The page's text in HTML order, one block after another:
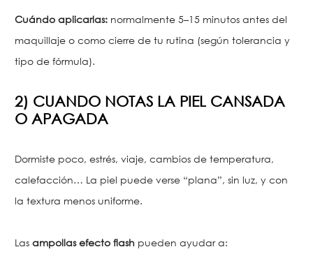
Cuándo aplicarlas:normalmente 5–15 minutos antes del
maquillaje o como cierre de tu rutina (según tolerancia y
tipo de fórmula).
2) CUANDO NOTAS LA PIEL CANSADA
O APAGADA
Dormiste poco, estrés, viaje, cambios de temperatura,
calefacción… La piel puede verse “plana”, sin luz, y con
la textura menos uniforme.
Las ampollas efecto flashpueden ayudar a: